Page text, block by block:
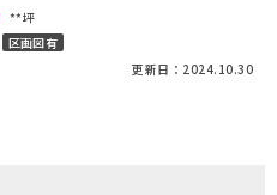
**坪
区画図有
更新日：2024.10.30